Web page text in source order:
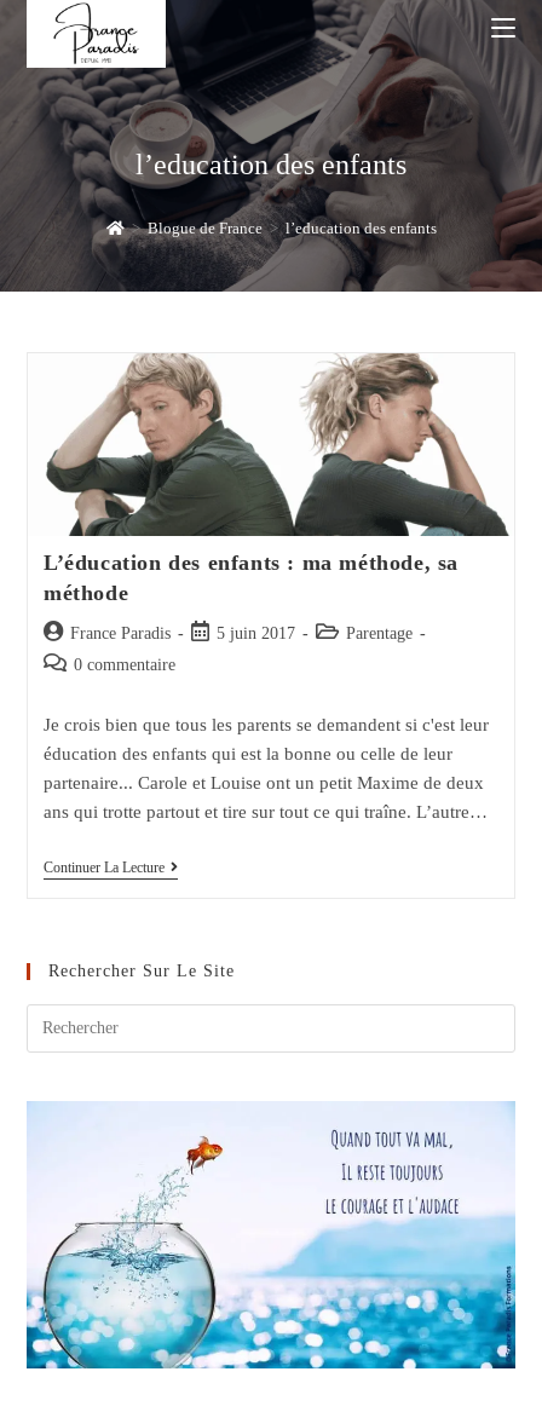
content
l’education des enfants
> Blogue de France > l’education des enfants
L’éducation des enfants : ma méthode, sa
méthode
Auteur/autrice
de
France Paradis
Post5 juin 2017
Post Parentage
Post 0 commentaire
Je crois bien que tous les parents se demandent si c'est leur
éducation des enfants qui est la bonne ou celle de leur
partenaire... Carole et Louise ont un petit Maxime de deux
ans qui trotte partout et tire sur tout ce qui traîne. L’autre…
Continuer La LectureL’éducation
Méthode,
Méthode
Rechercher Sur Le Site